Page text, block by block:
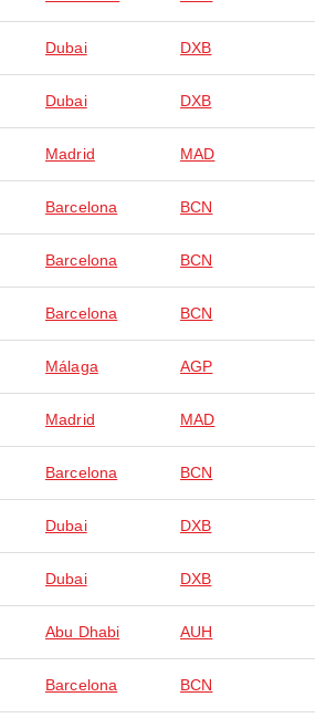
Dubai DXB
Dubai DXB
Madrid MAD
Barcelona BCN
Barcelona BCN
Barcelona BCN
Málaga AGP
Madrid MAD
Barcelona BCN
Dubai DXB
Dubai DXB
Abu Dhabi AUH
Barcelona BCN